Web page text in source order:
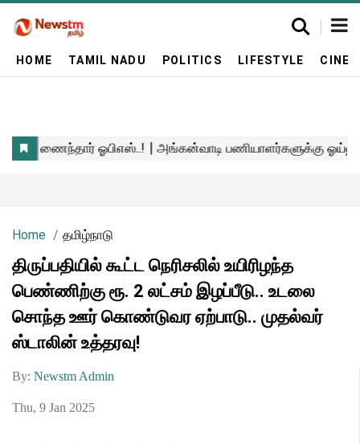
HOME TAMIL NADU POLITICS LIFESTYLE
Home தமிழ்நாடு
திருப்பதியில் கூட்ட நெரிசலில் உயிரிழந்த
பெண்ணிற்கு ரூ. 2 லட்சம் இழப்பீடு.. உடலை
சொந்த ஊர் கொண்டுவர ஏற்பாடு.. முதல்வர்
ஸ்டாலின் உத்தரவு!
By: Newstm Admin
Thu, 9 Jan 2025